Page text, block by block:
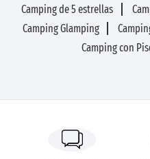
Camping de 5 estrellas
Camping Glamping
Camping con